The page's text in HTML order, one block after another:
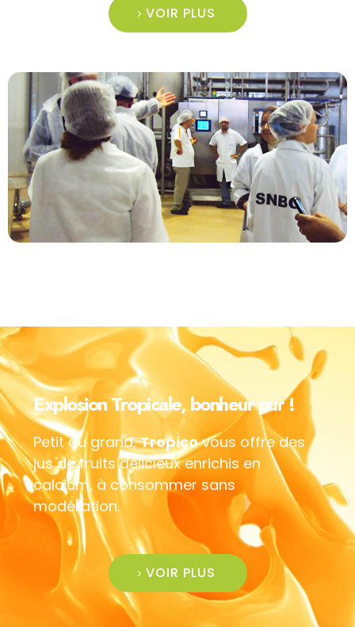
VOIR PLUS
Explosion Tropicale, bonheur pur !
Petit ou grand,Tropicovous offre des
jus de fruits délicieux enrichis en
calcium, à consommer sans
modération.
VOIR PLUS